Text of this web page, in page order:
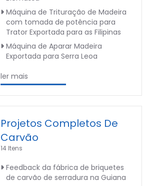
Máquina de Trituração de Madeira
com tomada de potência para
Trator Exportada para as Filipinas
Máquina de Aparar Madeira
Exportada para Serra Leoa
ler mais
Projetos Completos De
Carvão
14 Itens
Feedback da fábrica de briquetes
de carvão de serradura na Guiana